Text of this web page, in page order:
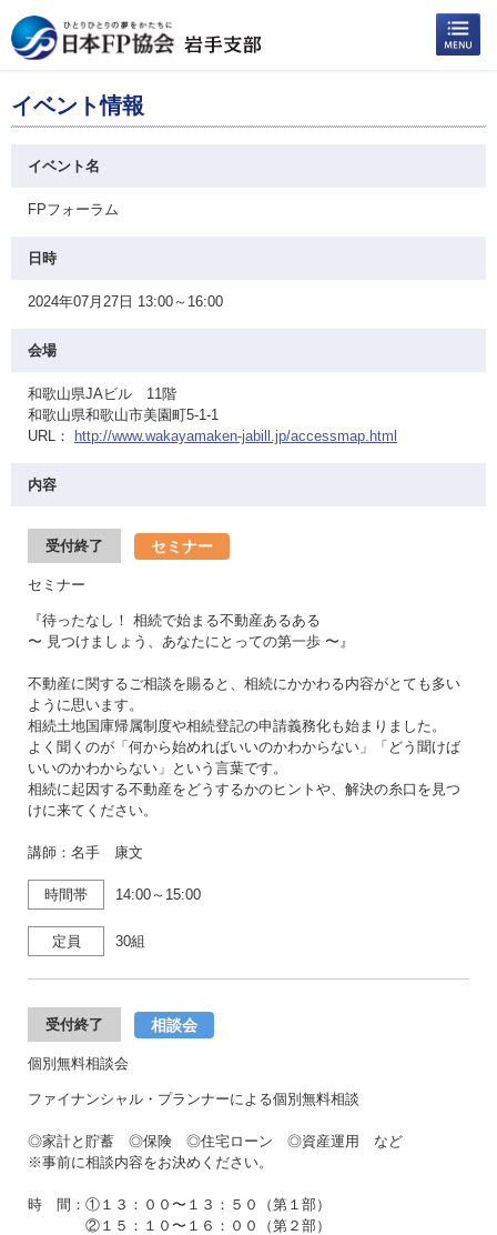
イベント情報
イベント名
FPフォーラム
日時
2024年07月27日 13:00～16:00
会場
和歌山県JAビル 11階
和歌山県和歌山市美園町5-1-1
URL：
http://www.wakayamaken-jabill.jp/accessmap.html
内容
受付終了 セミナー
セミナー
『待ったなし！ 相続で始まる不動産あるある
〜 見つけましょう、あなたにとっての第一歩 〜』
不動産に関するご相談を賜ると、相続にかかわる内容がとても多い
ように思います。
相続土地国庫帰属制度や相続登記の申請義務化も始まりました。
よく聞くのが「何から始めればいいのかわからない」「どう聞けば
いいのかわからない」という言葉です。
相続に起因する不動産をどうするかのヒントや、解決の糸口を見つ
けに来てください。
講師：名手 康文
時間帯 14:00～15:00
定員 30組
受付終了 相談会
個別無料相談会
ファイナンシャル・プランナーによる個別無料相談
◎家計と貯蓄 ◎保険 ◎住宅ローン ◎資産運用 など
※事前に相談内容をお決めください。
時 間：①１３：００〜１３：５０（第１部）
②１５：１０〜１６：００（第２部）